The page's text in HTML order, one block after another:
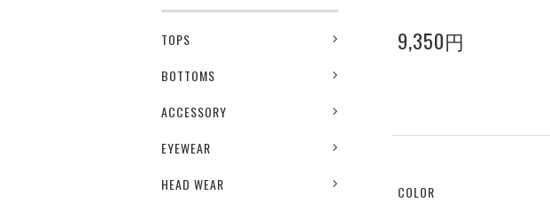
TOPS
BOTTOMS
ACCESSORY
EYEWEAR
HEAD WEAR
9,350円
COLOR